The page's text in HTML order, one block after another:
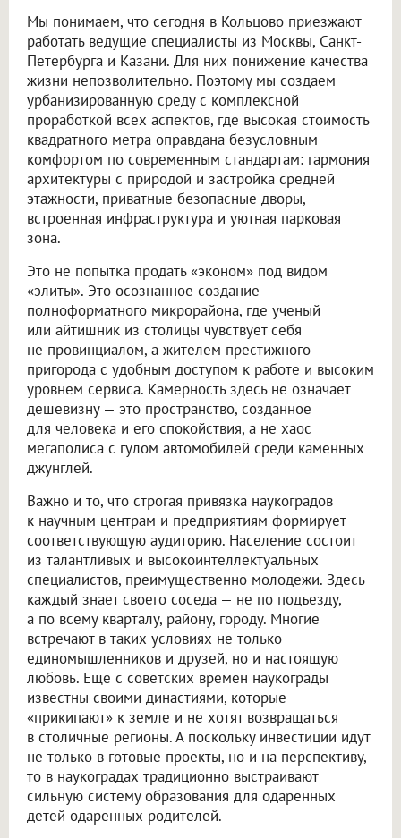
Мы понимаем, что сегодня в Кольцово приезжают
работать ведущие специалисты из Москвы, Санкт-
Петербурга и Казани. Для них понижение качества
жизни непозволительно. Поэтому мы создаем
урбанизированную среду с комплексной
проработкой всех аспектов, где высокая стоимость
квадратного метра оправдана безусловным
комфортом по современным стандартам: гармония
архитектуры с природой и застройка средней
этажности, приватные безопасные дворы,
встроенная инфраструктура и уютная парковая
зона.
Это не попытка продать «эконом» под видом
«элиты». Это осознанное создание
полноформатного микрорайона, где ученый
или айтишник из столицы чувствует себя
не провинциалом, а жителем престижного
пригорода с удобным доступом к работе и высоким
уровнем сервиса. Камерность здесь не означает
дешевизну — это пространство, созданное
для человека и его спокойствия, а не хаос
мегаполиса с гулом автомобилей среди каменных
джунглей.
Важно и то, что строгая привязка наукоградов
к научным центрам и предприятиям формирует
соответствующую аудиторию. Население состоит
из талантливых и высокоинтеллектуальных
специалистов, преимущественно молодежи. Здесь
каждый знает своего соседа — не по подъезду,
а по всему кварталу, району, городу. Многие
встречают в таких условиях не только
единомышленников и друзей, но и настоящую
любовь. Еще с советских времен наукограды
известны своими династиями, которые
«прикипают» к земле и не хотят возвращаться
в столичные регионы. А поскольку инвестиции идут
не только в готовые проекты, но и на перспективу,
то в наукоградах традиционно выстраивают
сильную систему образования для одаренных
детей одаренных родителей.